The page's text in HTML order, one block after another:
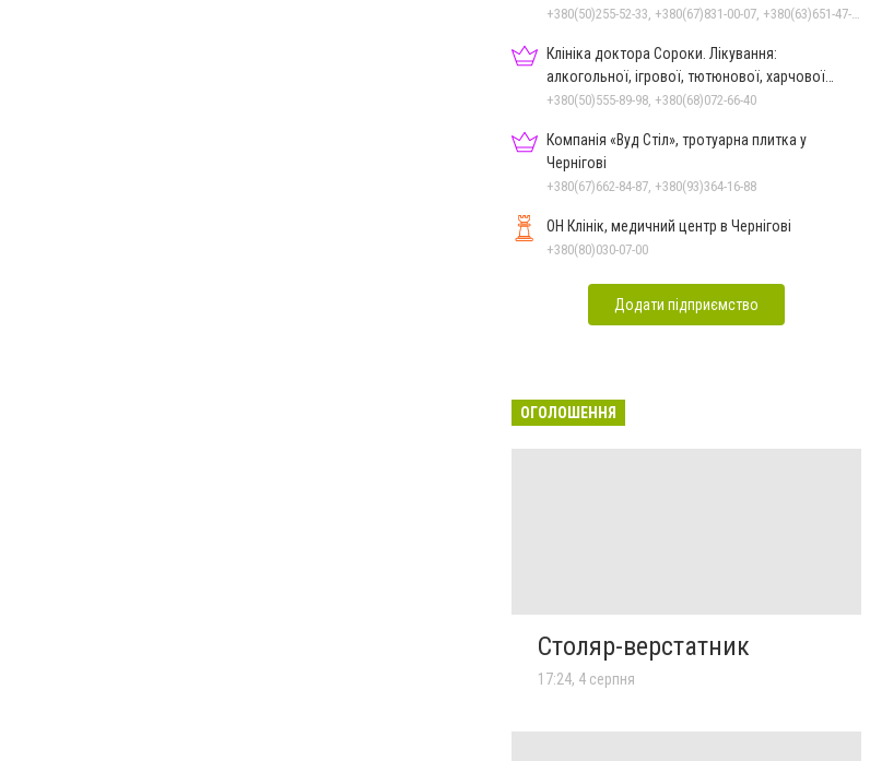
Клініка доктора Сороки. Лікування:
алкогольної, ігрової, тютюнової, харчової
залежностей, неврозів т
+380(50)555-89-98, +380(68)072-66-40
Компанія «Вуд Стіл», тротуарна плитка у
Чернігові
+380(67)662-84-87, +380(93)364-16-88
ОН Клінік, медичний центр в Чернігові
+380(80)030-07-00
Додати підприємство
ОГОЛОШЕННЯ
Столяр-верстатник
17:24, 4 серпня